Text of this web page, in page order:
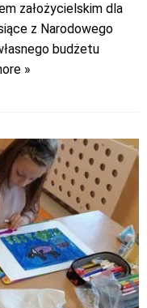
założycielskim dla
z Narodowego
budżetu
»